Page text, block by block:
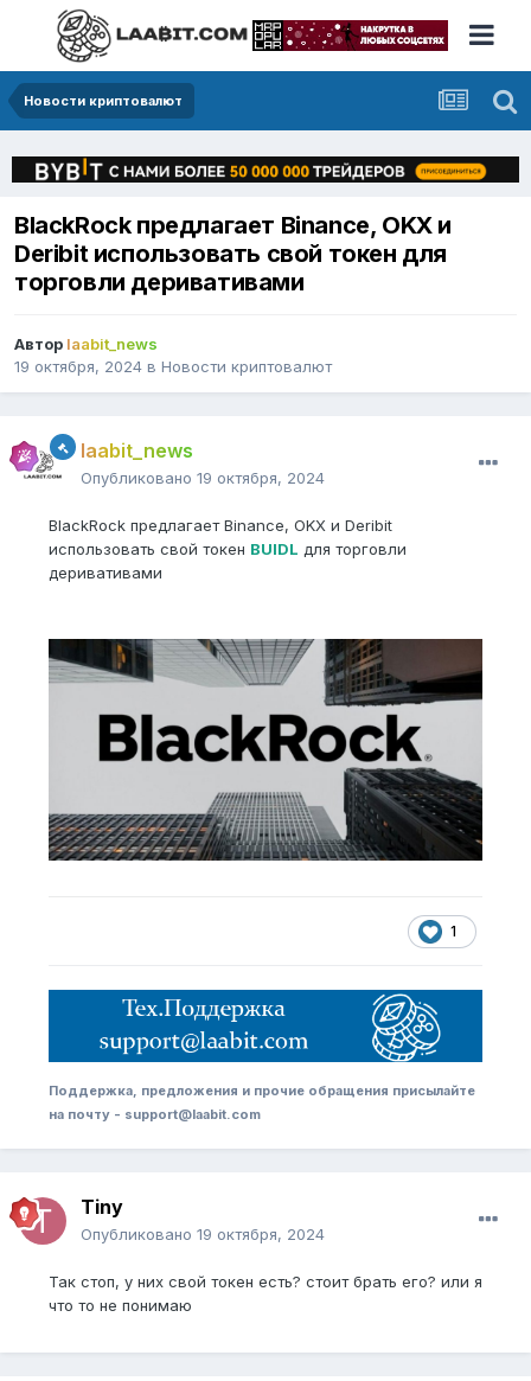
Новости криптовалют
BlackRock предлагает Binance, OKX и
Deribit использовать свой токен для
торговли деривативами
Автор laabit_news
19 октября, 2024 в Новости криптовалют
laabit_news
Опубликовано 19 октября, 2024
BlackRock предлагает Binance, OKX и Deribit
использовать свой токен BUIDL для торговли
деривативами
1
Поддержка, предложения и прочие обращения присылайте
на почту - support@laabit.com
Tiny
Опубликовано 19 октября, 2024
Так стоп, у них свой токен есть? стоит брать его? или я
что то не понимаю